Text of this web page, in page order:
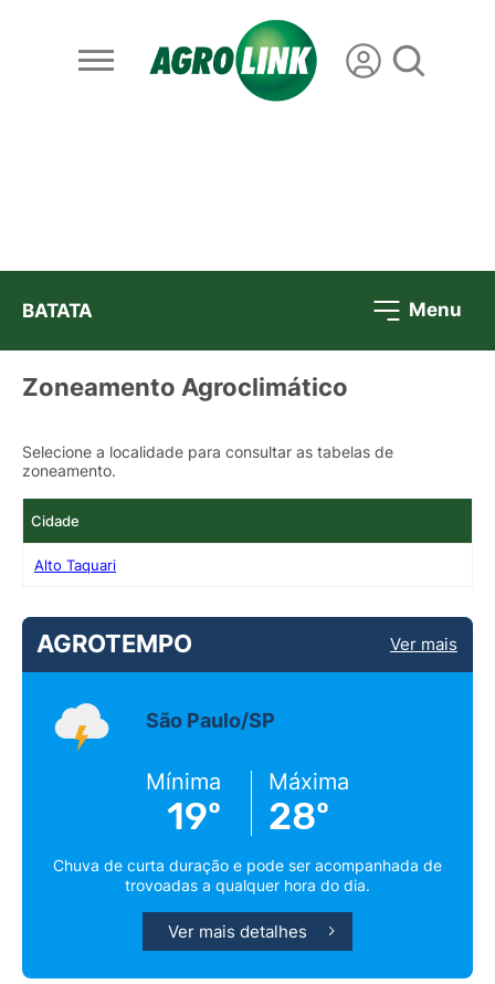
BATATA Menu
Zoneamento Agroclimático
Selecione a localidade para consultar as tabelas de
zoneamento.
Cidade
Alto Taquari
AGROTEMPO Ver mais
São Paulo/SP
Mínima
19º
Máxima
28º
Chuva de curta duração e pode ser acompanhada de
trovoadas a qualquer hora do dia.
Ver mais detalhes